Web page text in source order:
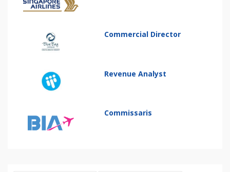
Commercial Director
Revenue Analyst
Commissaris